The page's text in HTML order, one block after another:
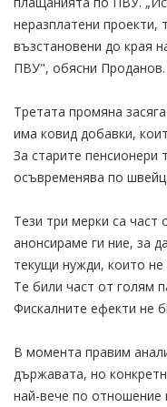
неразплатени проекти,
възстановени до края
ПВУ", обясни Проданов.
Третата промяна
има ковид добавки,
За старите пенсионери
осъвременява по
Тези три мерки са
анонсираме ги ние, за
текущи нужди, които
Те били част от голям
Фискалните ефекти не
В момента правим
държавата, но
най-вече по